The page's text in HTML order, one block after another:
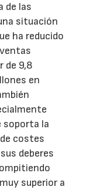
de las
situación
ha reducido
de 9,8
en
soporta la
costes
deberes
superior a